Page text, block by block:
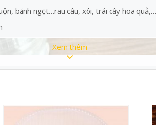
bánh ngọt…rau câu, xôi, trái cây hoa quả,…
Xem thêm